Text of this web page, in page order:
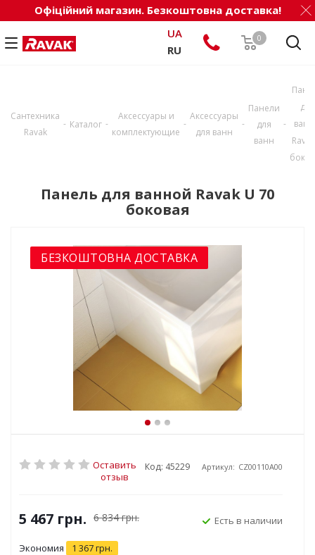
Офіційний магазин. Безкоштовна доставка!
0
UA
RU
Сантехника
Ravak
- Каталог -
Аксессуары и
комплектующие
-
Аксессуары
для ванн
-
Панели
для
ванн
-
для
Панель для ванной Ravak U 70
боковая
БЕЗКОШТОВНА ДОСТАВКА
Оставить
отзыв
Код: 45229 Артикул: CZ00110A00
5 467 грн. 6 834грн.
Экономия 1 367грн.
Есть в наличии